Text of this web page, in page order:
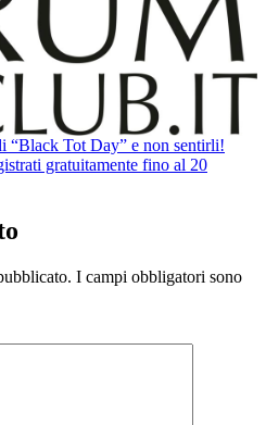
“Black Tot Day” e non sentirli!
gratuitamente fino al 20
I campi obbligatori sono